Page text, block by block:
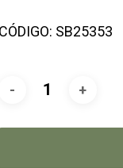
CÓDIGO: SB25353